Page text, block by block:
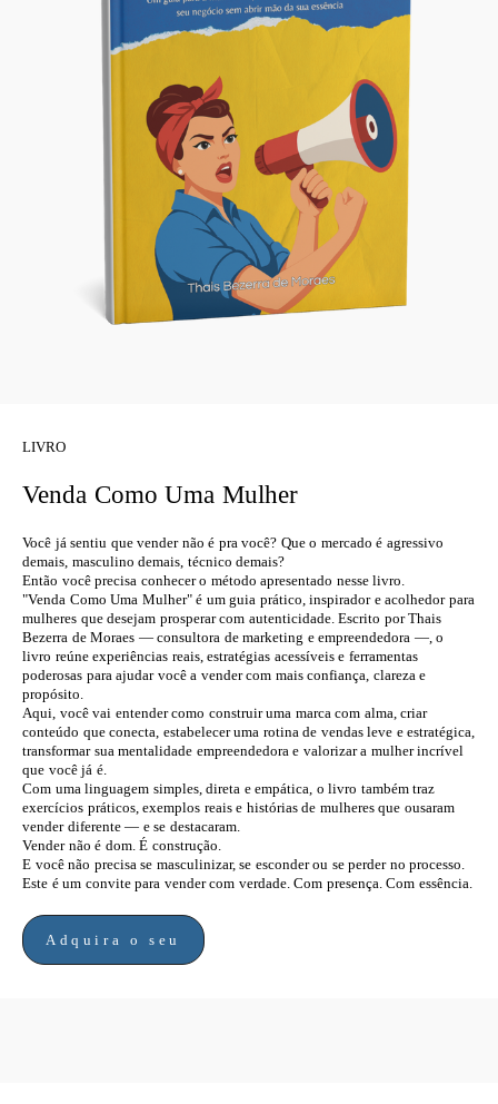
LIVRO
Venda Como Uma Mulher
Você já sentiu que vender não é pra você? Que o mercado é agressivo
demais, masculino demais, técnico demais?
Então você precisa conhecer o método apresentado nesse livro.
"Venda Como Uma Mulher" é um guia prático, inspirador e acolhedor para
mulheres que desejam prosperar com autenticidade. Escrito por Thais
Bezerra de Moraes — consultora de marketing e empreendedora —, o
livro reúne experiências reais, estratégias acessíveis e ferramentas
poderosas para ajudar você a vender com mais confiança, clareza e
propósito.
Aqui, você vai entender como construir uma marca com alma, criar
conteúdo que conecta, estabelecer uma rotina de vendas leve e estratégica,
transformar sua mentalidade empreendedora e valorizar a mulher incrível
que você já é.
Com uma linguagem simples, direta e empática, o livro também traz
exercícios práticos, exemplos reais e histórias de mulheres que ousaram
vender diferente — e se destacaram.
Vender não é dom. É construção.
E você não precisa se masculinizar, se esconder ou se perder no processo.
Este é um convite para vender com verdade. Com presença. Com essência.
Adquira o seu